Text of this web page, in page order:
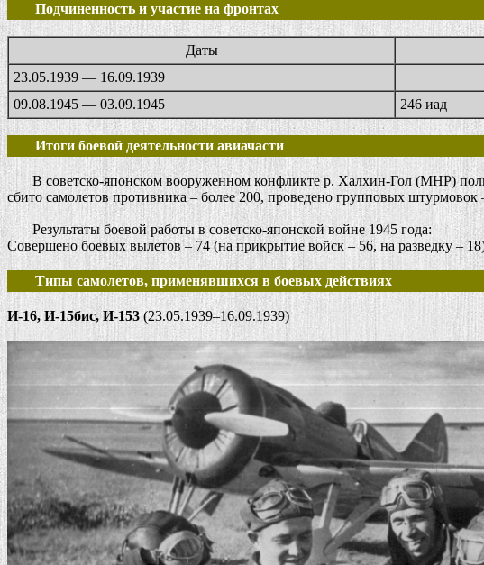
Подчиненность и участие на фронтах
Даты
23.05.1939 — 16.09.1939
09.08.1945 — 03.09.1945
246 иад
Итоги боевой деятельности авиачасти
В советско-японском вооруженном конфликте р. Халхин-Гол (МНР)
сбито самолетов противника – более 200, проведено групповых штурмовок
Результаты боевой работы в советско-японской войне 1945 года:
Совершено боевых вылетов – 74 (на прикрытие войск – 56, на разведку –
Типы самолетов, применявшихся в боевых действиях
И-16, И-15бис, И-153(23.05.1939–16.09.1939)